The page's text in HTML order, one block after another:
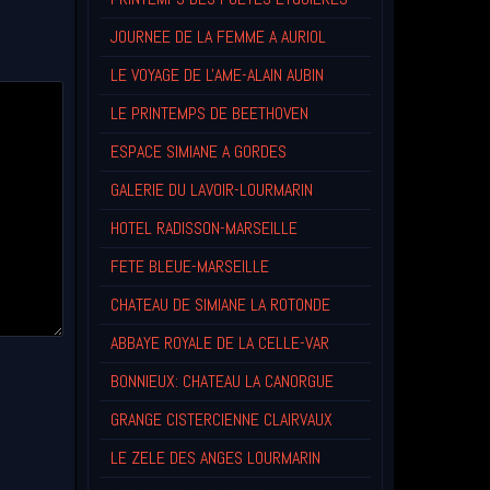
JOURNEE DE LA FEMME A AURIOL
LE VOYAGE DE L'AME-ALAIN AUBIN
LE PRINTEMPS DE BEETHOVEN
ESPACE SIMIANE A GORDES
GALERIE DU LAVOIR-LOURMARIN
HOTEL RADISSON-MARSEILLE
FETE BLEUE-MARSEILLE
CHATEAU DE SIMIANE LA ROTONDE
ABBAYE ROYALE DE LA CELLE-VAR
BONNIEUX: CHATEAU LA CANORGUE
GRANGE CISTERCIENNE CLAIRVAUX
LE ZELE DES ANGES LOURMARIN